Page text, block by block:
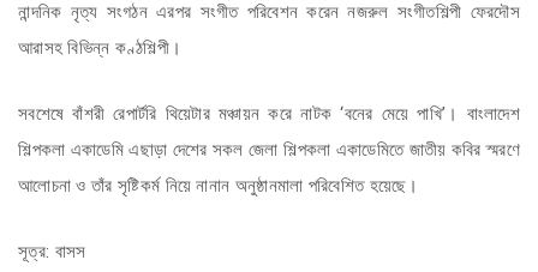
নান্দনিক নৃত্য সংগঠন এরপর সংগীত পরিবেশন করেন নজরুল সংগীতশিল্পী ফেরদৌস
আরাসহ বিভিন্ন কণ্ঠশিল্পী।
সবশেষে বাঁশরী রেপার্টরি থিয়েটার মঞ্চায়ন করে নাটক ‘বনের মেয়ে পাখি’। বাংলাদেশ
শিল্পকলা একাডেমি এছাড়া দেশের সকল জেলা শিল্পকলা একাডেমিতে জাতীয় কবির স্মরণে
আলোচনা ও তাঁর সৃষ্টিকর্ম নিয়ে নানান অনুষ্ঠানমালা পরিবেশিত হয়েছে।
সূত্র: বাসস